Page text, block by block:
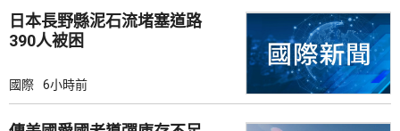
日本長野縣泥石流堵塞道路
390人被困
國際 6小時前